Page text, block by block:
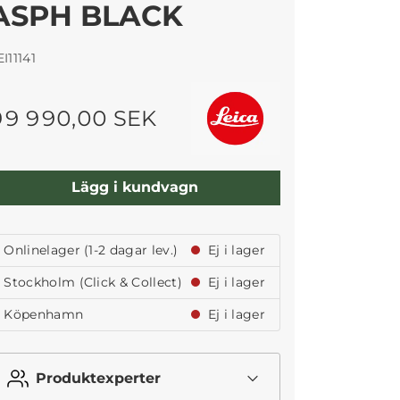
BLACK
990,00 SEK
Lägg i kundvagn
Onlinelager (1-2 dagar lev.)
Ej i lager
Stockholm (Click & Collect)
Ej i lager
Köpenhamn
Ej i lager
Produktexperter